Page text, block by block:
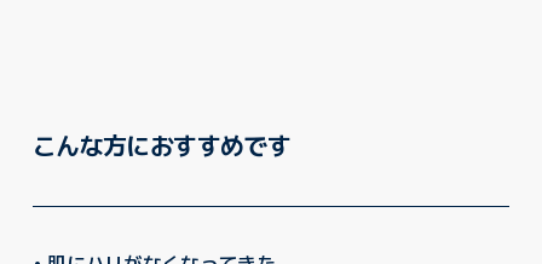
こんな方におすすめです